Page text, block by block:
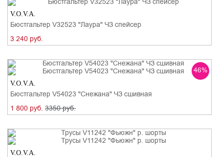
V.O.V.A.
Бюстгальтер V32523 "Лаура" ЧЗ спейсер
3 240 руб.
46%
V.O.V.A.
Бюстгальтер V54023 "Снежана" ЧЗ сшивная
1 800 руб. 3350 руб.
V.O.V.A.